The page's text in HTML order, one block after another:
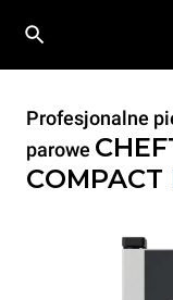
Profesjonalne
parowe
COMPACT